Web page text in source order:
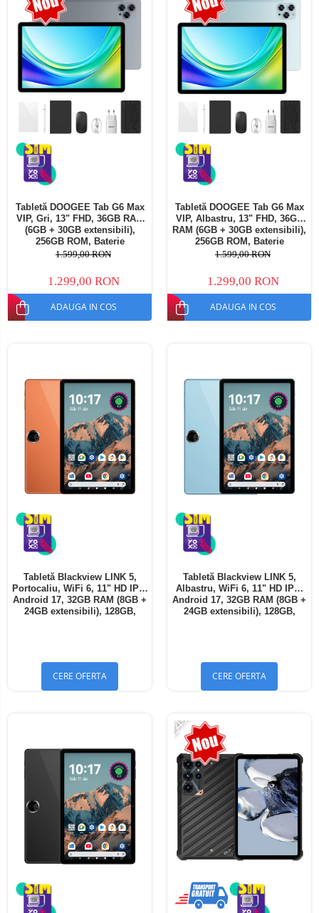
Telefoane mobile Ulefone
Telefoane mobile Unihertz
Telefoane mobile Cubot
Telefoane mobile Blackview
Telefoane mobile OSCAL
Telefoane mobile Fossibot
Telefoane mobile Lagenio
Telefoane mobile Samsung
Telefoane mobile iSEN
Telefoane mobile HUAWEI
Telefoane mobile iHunt
Telefoane mobile Xiaomi
Telefoane mobile Realme
Telefoane mobile ZTE Nubia
Tabletă DOOGEE Tab G6 Max
VIP, Gri, 13" FHD, 36GB RAM
(6GB + 30GB extensibili),
256GB ROM, Baterie
10800mAh, Android, Wi-Fi
1.599,00 RON
1.299,00 RON
ADAUGA IN COS
Tabletă DOOGEE Tab G6 Max
VIP, Albastru, 13" FHD, 36GB
RAM (6GB + 30GB extensibili),
256GB ROM, Baterie
10800mAh, Android, Wi-Fi
1.599,00 RON
1.299,00 RON
ADAUGA IN COS
Tabletă Blackview LINK 5,
Portocaliu, WiFi 6, 11" HD IPS,
Android 17, 32GB RAM (8GB +
24GB extensibili), 128GB,
CERE OFERTA
Tabletă Blackview LINK 5,
Albastru, WiFi 6, 11" HD IPS,
Android 17, 32GB RAM (8GB +
24GB extensibili), 128GB,
CERE OFERTA
-24%